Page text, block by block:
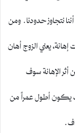
نتجاوز حدودنا. ومن
يعني الزوج أهان
الإهانة سوف
يكون أطول عمراً من